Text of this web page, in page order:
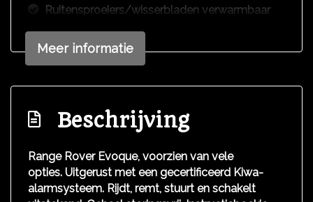
Ruitensproeiers/wisserbladen verwarmbaar
Verwarmde voorruit
Overige
Anti doorslip regeling
Bluetooth
Elektronisch stabiliteits programma
Meer informatie
Beschrijving
Range Rover Evoque, voorzien van vele
opties. Uitgerust met een gecertificeerd Kiwa-
alarmsysteem. Rijdt, remt, stuurt en schakelt